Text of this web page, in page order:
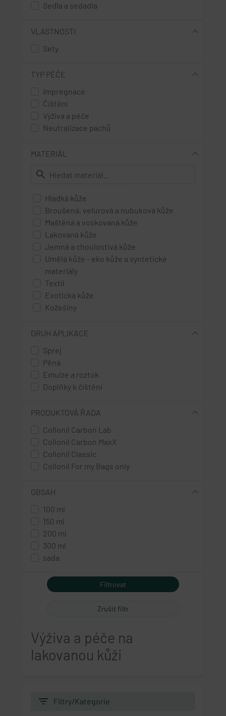
Sedla a sedadla
VLASTNOSTI
Sety
TYP PÉČE
Impregnace
Čištění
Výživa a péče
Neutralizace pachů
MATERIÁL
search
Hladká kůže
Broušená, velurová a nubuková kůže
Maštěná a voskovaná kůže
Lakovaná kůže
Jemná a choulostivá kůže
Umělá kůže - eko kůže a syntetické
materiály
Textil
Exotická kůže
Kožešiny
Rouno
DRUH APLIKACE
Sprej
Pěna
Emulze a roztok
Doplňky k čištění
PRODUKTOVÁ ŘADA
Collonil Carbon Lab
Collonil Carbon MaxX
Collonil Classic
Collonil For my Bags only
OBSAH
100 ml
150 ml
200 ml
300 ml
sada
Zrušit filtr
Výživa a péče na
lakovanou kůži
filter_list Filtry/Kategorie